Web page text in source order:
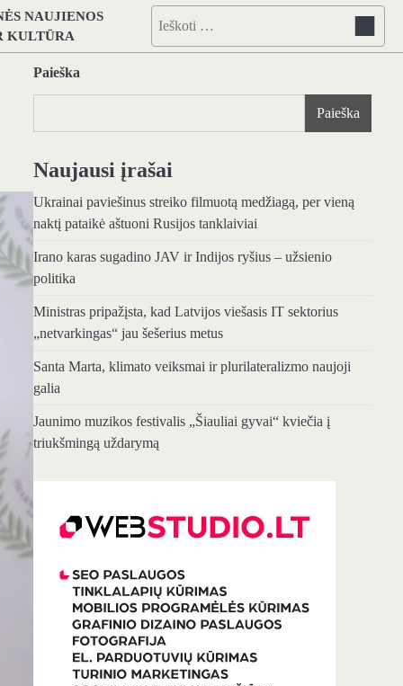
NAUJIENOS
KULTŪRA
Ieškoti:
Paieška
Paieška
Naujausi įrašai
Ukrainai paviešinus streiko filmuotą medžiagą, per vieną
naktį pataikė aštuoni Rusijos tanklaiviai
Irano karas sugadino JAV ir Indijos ryšius – užsienio
politika
Ministras pripažįsta, kad Latvijos viešasis IT sektorius
„netvarkingas“ jau šešerius metus
Santa Marta, klimato veiksmai ir plurilateralizmo naujoji
galia
Jaunimo muzikos festivalis „Šiauliai gyvai“ kviečia į
triukšmingą uždarymą